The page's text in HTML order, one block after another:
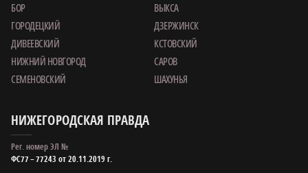
БОР
ВЫКСА
ГОРОДЕЦКИЙ
ДЗЕРЖИНСК
ДИВЕЕВСКИЙ
КСТОВСКИЙ
НИЖНИЙ НОВГОРОД
САРОВ
СЕМЕНОВСКИЙ
ШАХУНЬЯ
НИЖЕГОРОДСКАЯ ПРАВДА
Рег. номер ЭЛ №
ФС77 – 77243 от 20.11.2019 г.